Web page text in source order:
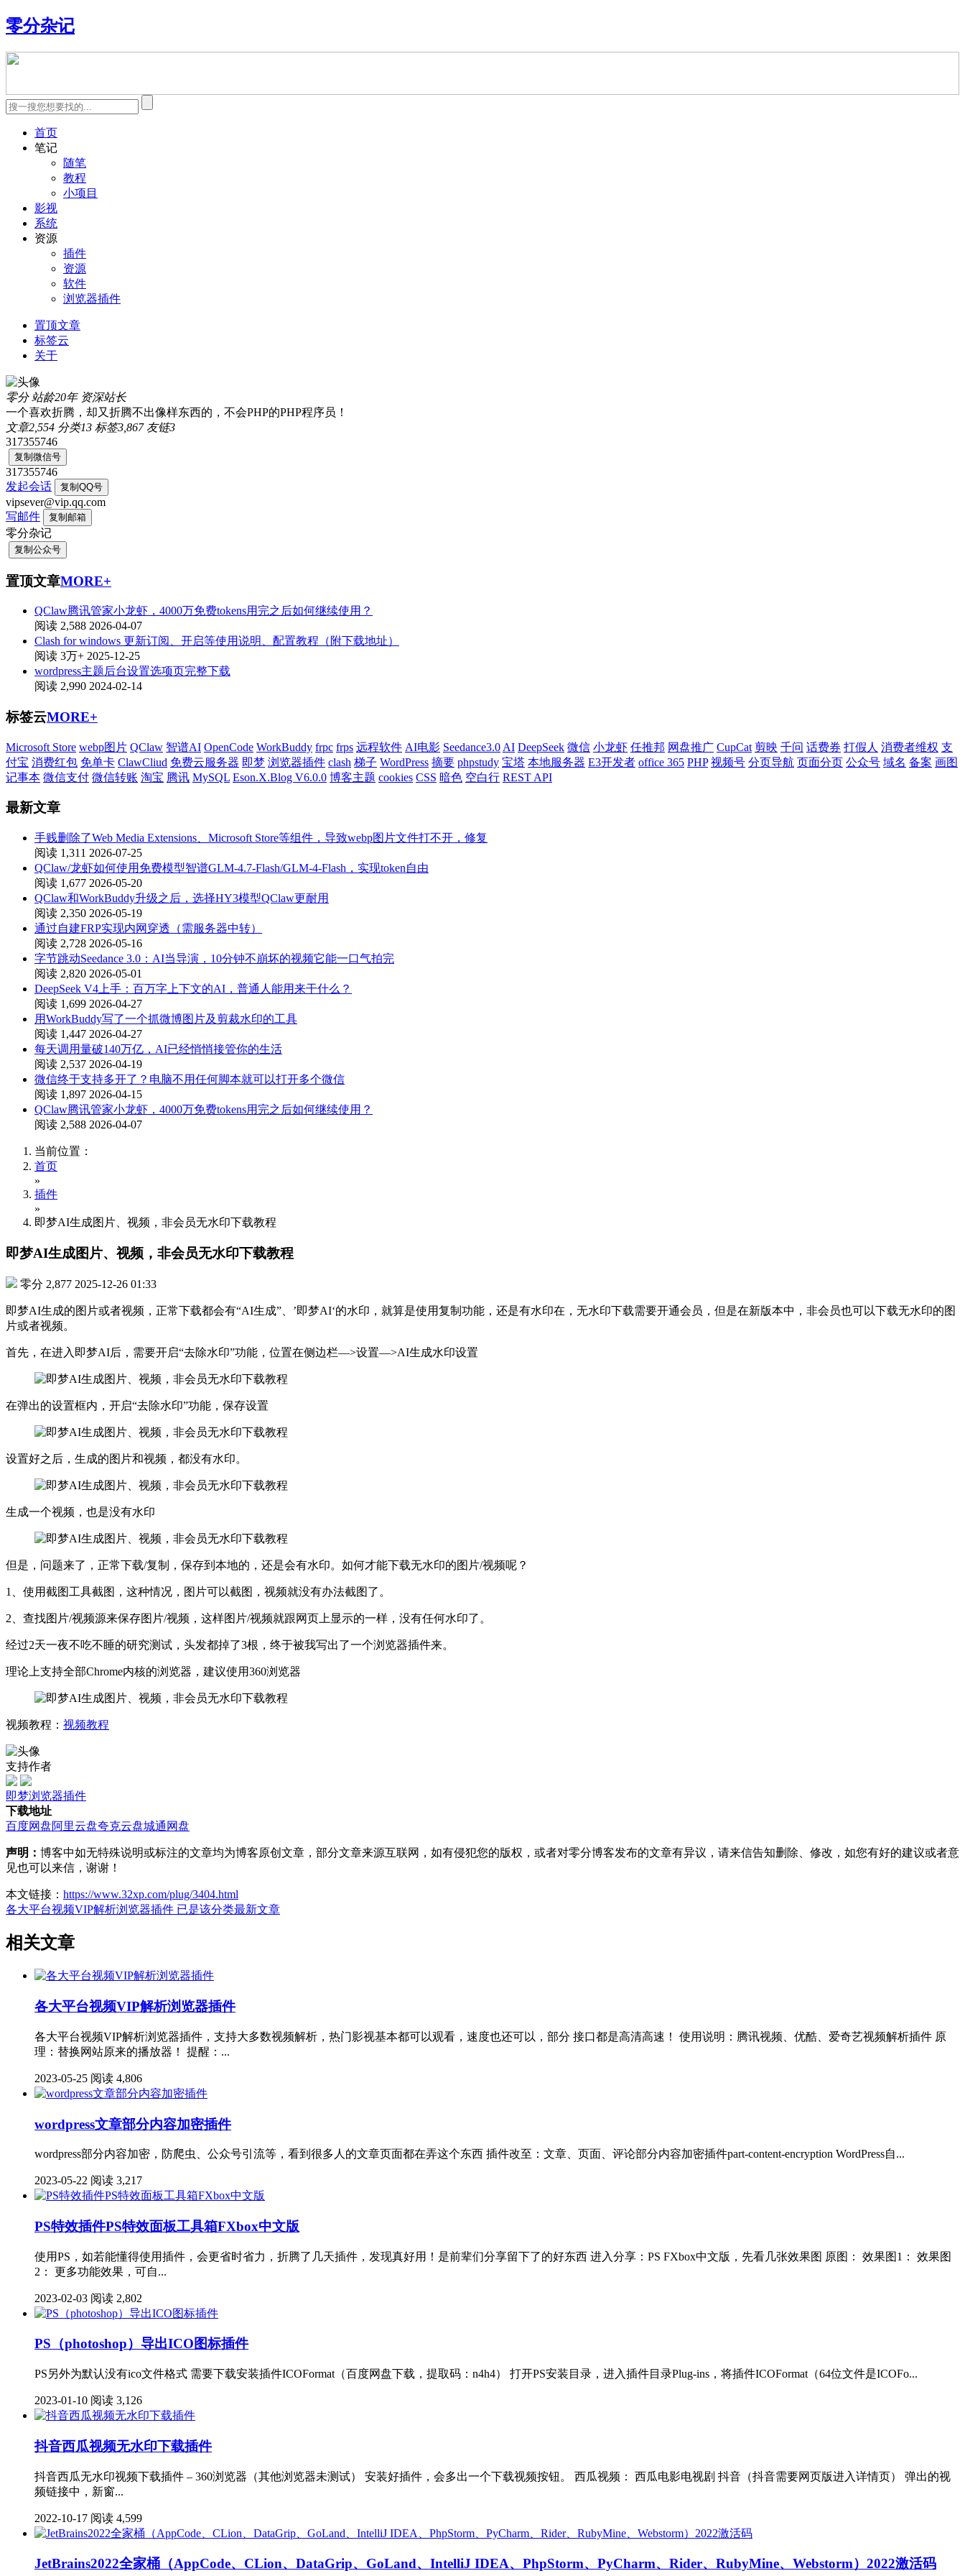
零分杂记
首页
笔记
随笔
教程
小项目
影视
系统
资源
插件
资源
软件
浏览器插件
置顶文章
标签云
关于
零分 站龄20年 资深站长
一个喜欢折腾，却又折腾不出像样东西的，不会PHP的PHP程序员！
文章2,554 分类13 标签3,867 友链3
317355746
复制微信号
317355746
发起会话
复制QQ号
vipsever@vip.qq.com
写邮件
复制邮箱
零分杂记
复制公众号
置顶文章MORE+
QClaw腾讯管家小龙虾，4000万免费tokens用完之后如何继续使用？
阅读 2,588 2026-04-07
Clash for windows 更新订阅、开启等使用说明、配置教程（附下载地址）
阅读 3万+ 2025-12-25
wordpress主题后台设置选项页完整下载
阅读 2,990 2024-02-14
标签云MORE+
Microsoft Store webp图片 QClaw 智谱AI OpenCode WorkBuddy frpc frps 远程软件 AI电影 Seedance3.0 AI DeepSeek 微信 小龙虾 任推邦 网盘推广 CupCat 剪映 千问 话费券 打假人 消费者维权 支
付宝 消费红包 免单卡 ClawCliud 免费云服务器 即梦 浏览器插件 clash 梯子 WordPress 摘要 phpstudy 宝塔 本地服务器 E3开发者 office 365 PHP 视频号 分页导航 页面分页 公众号 域名 备案 画图
记事本 微信支付 微信转账 淘宝 腾讯 MySQL Eson.X.Blog V6.0.0 博客主题 cookies CSS 暗色 空白行 REST API
最新文章
手贱删除了Web Media Extensions、Microsoft Store等组件，导致webp图片文件打不开，修复
阅读 1,311 2026-07-25
QClaw/龙虾如何使用免费模型智谱GLM-4.7-Flash/GLM-4-Flash，实现token自由
阅读 1,677 2026-05-20
QClaw和WorkBuddy升级之后，选择HY3模型QClaw更耐用
阅读 2,350 2026-05-19
通过自建FRP实现内网穿透（需服务器中转）
阅读 2,728 2026-05-16
字节跳动Seedance 3.0：AI当导演，10分钟不崩坏的视频它能一口气拍完
阅读 2,820 2026-05-01
DeepSeek V4上手：百万字上下文的AI，普通人能用来干什么？
阅读 1,699 2026-04-27
用WorkBuddy写了一个抓微博图片及剪裁水印的工具
阅读 1,447 2026-04-27
每天调用量破140万亿，AI已经悄悄接管你的生活
阅读 2,537 2026-04-19
微信终于支持多开了？电脑不用任何脚本就可以打开多个微信
阅读 1,897 2026-04-15
QClaw腾讯管家小龙虾，4000万免费tokens用完之后如何继续使用？
阅读 2,588 2026-04-07
当前位置：
首页
»
插件
»
即梦AI生成图片、视频，非会员无水印下载教程
即梦AI生成图片、视频，非会员无水印下载教程
零分 2,877 2025-12-26 01:33
即梦AI生成的图片或者视频，正常下载都会有“AI生成”、’即梦AI‘的水印，就算是使用复制功能，还是有水印在，无水印下载需要开通会员，但是在新版本中，非会员也可以下载无水印的图
片或者视频。
首先，在进入即梦AI后，需要开启“去除水印”功能，位置在侧边栏—>设置—>AI生成水印设置
在弹出的设置框内，开启“去除水印”功能，保存设置
设置好之后，生成的图片和视频，都没有水印。
生成一个视频，也是没有水印
但是，问题来了，正常下载/复制，保存到本地的，还是会有水印。如何才能下载无水印的图片/视频呢？
1、使用截图工具截图，这种情况，图片可以截图，视频就没有办法截图了。
2、查找图片/视频源来保存图片/视频，这样图片/视频就跟网页上显示的一样，没有任何水印了。
经过2天一夜不吃不睡的研究测试，头发都掉了3根，终于被我写出了一个浏览器插件来。
理论上支持全部Chrome内核的浏览器，建议使用360浏览器
视频教程： 视频教程
支持作者
即梦浏览器插件
下载地址
百度网盘阿里云盘夸克云盘城通网盘
声明： 博客中如无特殊说明或标注的文章均为博客原创文章，部分文章来源互联网，如有侵犯您的版权，或者对零分博客发布的文章有异议，请来信告知删除、修改，如您有好的建议或者意
见也可以来信，谢谢！
本文链接： https://www.32xp.com/plug/3404.html
各大平台视频VIP解析浏览器插件 已是该分类最新文章
相关文章
各大平台视频VIP解析浏览器插件
各大平台视频VIP解析浏览器插件，支持大多数视频解析，热门影视基本都可以观看，速度也还可以，部分 接口都是高清高速！ 使用说明：腾讯视频、优酷、爱奇艺视频解析插件 原
理：替换网站原来的播放器！ 提醒：...
2023-05-25 阅读 4,806
wordpress文章部分内容加密插件
wordpress部分内容加密，防爬虫、公众号引流等，看到很多人的文章页面都在弄这个东西 插件改至：文章、页面、评论部分内容加密插件part-content-encryption WordPress自...
2023-05-22 阅读 3,217
PS特效插件PS特效面板工具箱FXbox中文版
使用PS，如若能懂得使用插件，会更省时省力，折腾了几天插件，发现真好用！是前辈们分享留下了的好东西 进入分享：PS FXbox中文版，先看几张效果图 原图： 效果图1： 效果图
2： 更多功能效果，可自...
2023-02-03 阅读 2,802
PS（photoshop）导出ICO图标插件
PS另外为默认没有ico文件格式 需要下载安装插件ICOFormat（百度网盘下载，提取码：n4h4） 打开PS安装目录，进入插件目录Plug-ins，将插件ICOFormat（64位文件是ICOFo...
2023-01-10 阅读 3,126
抖音西瓜视频无水印下载插件
抖音西瓜无水印视频下载插件 – 360浏览器（其他浏览器未测试） 安装好插件，会多出一个下载视频按钮。 西瓜视频： 西瓜电影电视剧 抖音（抖音需要网页版进入详情页） 弹出的视
频链接中，新窗...
2022-10-17 阅读 4,599
JetBrains2022全家桶（AppCode、CLion、DataGrip、GoLand、IntelliJ IDEA、PhpStorm、PyCharm、Rider、RubyMine、Webstorm）2022激活码